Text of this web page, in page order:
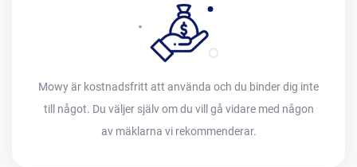
Mowy är kostnadsfritt att använda och du binder dig inte
till något. Du väljer själv om du vill gå vidare med någon
av mäklarna vi rekommenderar.